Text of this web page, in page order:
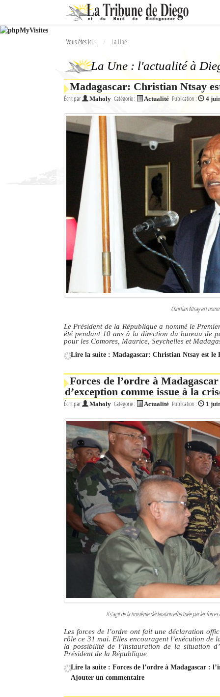
Ok
L'actualité à Diego Suarez
Le Nord de Madagascar
L'actualité du tourisme
Sites touristiques
Diego Suarez Pratique
La Tribune de Diego en PDF
Vous êtes ici : La Une
La Une : l'actualité à
Madagascar: Christian Ntsay
Écrit par Maholy Catégorie : Actualité Publication : 4
Christian Ntsay est
Le Président de la République a nommé le
été pendant 10 ans à la direction du bureau de
pour les Comores, Maurice, Seychelles et
Lire la suite : Madagascar: Christian Ntsay est le
Forces de l’ordre à
d’exception comme issue à la
Écrit par Maholy Catégorie : Actualité Publication : 1
Il s’agit de la troisième déclaration effectuée par les
Les forces de l’ordre ont fait une déclaration
rôle ce 31 mai. Elles encouragent l’exécution de
la possibilité de l’instauration de la situation
Président de la République
Lire la suite : Forces de l’ordre à Madagascar :
Ajouter un commentaire